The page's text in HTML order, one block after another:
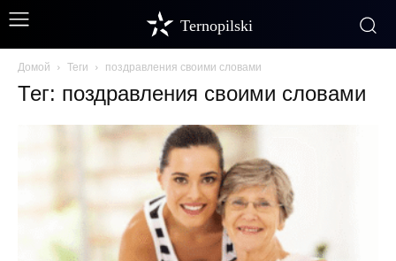
Ternopilski
Домой Теги поздравления своими словами
Тег: поздравления своими словами